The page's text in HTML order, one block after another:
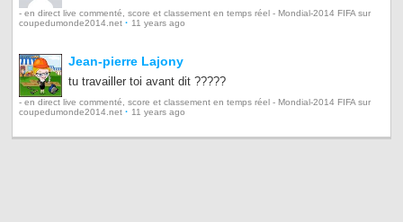
- en direct live commenté, score et classement en temps réel - Mondial-2014 FIFA sur
coupedumonde2014.net · 11 years ago
Jean-pierre Lajony
tu travailler toi avant dit ?????
- en direct live commenté, score et classement en temps réel - Mondial-2014 FIFA sur
coupedumonde2014.net · 11 years ago